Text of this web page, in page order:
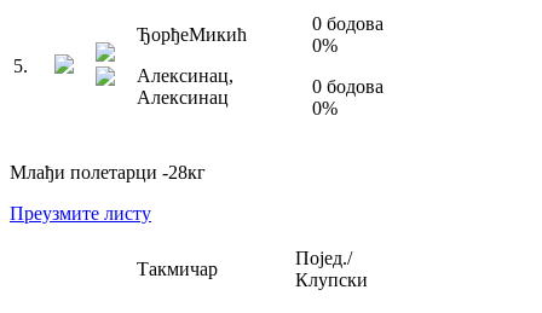
5.
ЂорђеМикић
Алексинац,
Алексинац
0 бодова
0%
0 бодова
0%
Млађи полетарци -28кг
Преузмите листу
Такмичар
Појед./
Клупски